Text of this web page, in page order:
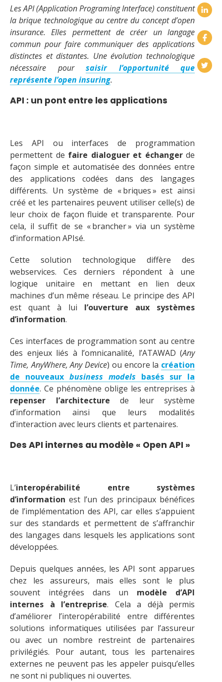
Les API (Application Programing Interface) constituent
la brique technologique au centre du concept d’open
insurance. Elles permettent de créer un langage
commun pour faire communiquer des applications
distinctes et distantes. Une évolution technologique
nécessaire pour saisir l’opportunité que
représente l’open insuring.
API : un pont entre les applications
Les API ou interfaces de programmation
permettent de faire dialoguer et échangerde
façon simple et automatisée des données entre
des applications codées dans des langages
différents. Un système de « briques » est ainsi
créé et les partenaires peuvent utiliser celle(s) de
leur choix de façon fluide et transparente. Pour
cela, il suffit de se « brancher » via un système
d’information APIsé.
Cette solution technologique diffère des
webservices. Ces derniers répondent à une
logique unitaire en mettant en lien deux
machines d’un même réseau. Le principe des API
est quant à lui l’ouverture aux systèmes
d’information.
Ces interfaces de programmation sont au centre
des enjeux liés à l’omnicanalité, l’ATAWAD (Any
Time, AnyWhere, Any Device) ou encore la création
de nouveaux business models basés sur la
donnée. Ce phénomène oblige les entreprises à
repenser l’architecture de leur système
d’information ainsi que leurs modalités
d’interaction avec leurs clients et partenaires.
Des API internes au modèle « Open API »
L’interopérabilité entre systèmes
d’information est l’un des principaux bénéfices
de l’implémentation des API, car elles s’appuient
sur des standards et permettent de s’affranchir
des langages dans lesquels les applications sont
développées.
Depuis quelques années, les API sont apparues
chez les assureurs, mais elles sont le plus
souvent intégrées dans un modèle d’API
internes à l’entreprise. Cela a déjà permis
d’améliorer l’interopérabilité entre différentes
solutions informatiques utilisées par l’assureur
ou avec un nombre restreint de partenaires
privilégiés. Pour autant, tous les partenaires
externes ne peuvent pas les appeler puisqu’elles
ne sont ni publiques ni ouvertes.